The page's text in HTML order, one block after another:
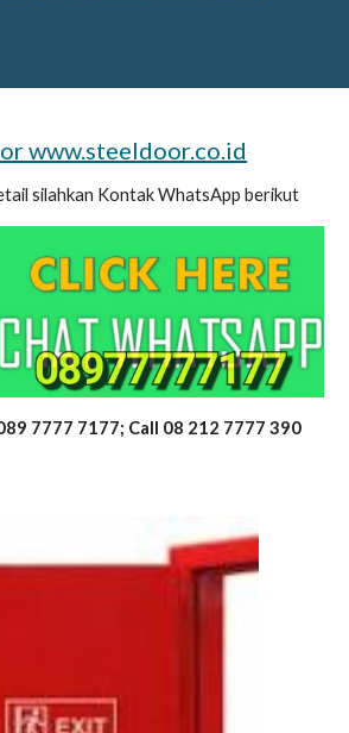
www.steeldoor.co.id
silahkan Kontak WhatsApp berikut
7777 7177; Call 08 212 7777 390